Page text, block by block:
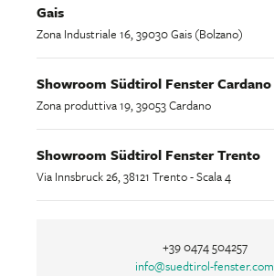
Gais
Zona Industriale 16, 39030 Gais (Bolzano)
Showroom Südtirol Fenster Cardano
Zona produttiva 19, 39053 Cardano
Showroom Südtirol Fenster Trento
Via Innsbruck 26, 38121 Trento - Scala 4
+39 0474 504257
info@suedtirol-fenster.com